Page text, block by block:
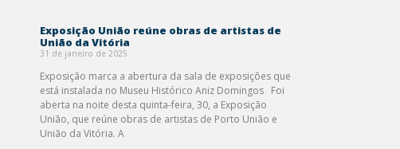
Exposição União reúne obras de artistas de
União da Vitória
31 de janeiro de 2025
Exposição marca a abertura da sala de exposições que
está instalada no Museu Histórico Aniz Domingos Foi
aberta na noite desta quinta-feira, 30, a Exposição
União, que reúne obras de artistas de Porto União e
União da Vitória. A